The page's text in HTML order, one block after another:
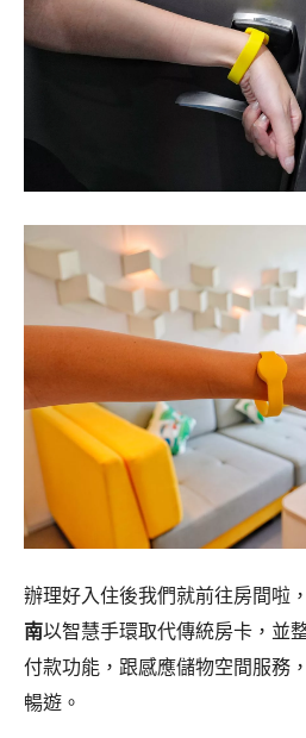
辦理好入住後我們就前往房間啦
南以智慧手環取代傳統房卡，並
付款功能，跟感應儲物空間服務
暢遊。